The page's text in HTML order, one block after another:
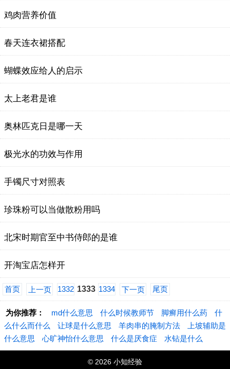
鸡肉营养价值
春天连衣裙搭配
蝴蝶效应给人的启示
太上老君是谁
奥林匹克日是哪一天
极光水的功效与作用
手镯尺寸对照表
珍珠粉可以当做散粉用吗
北宋时期官至中书侍郎的是谁
开淘宝店怎样开
首页 上一页 1332 1333 1334 下一页 尾页
为你推荐： md什么意思 什么时候教师节 脚癣用什么药
什
么什么而什么
让球是什么意思 羊肉串的腌制方法
上坡辅助是
什么意思
心旷神怡什么意思 什么是厌食症 水钻是什么
© 2026 小知经验